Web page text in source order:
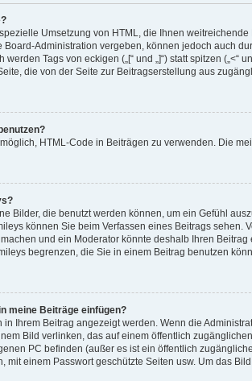
Umsetzung von HTML, die Ihnen
Board-Administration vergeben, können jedoch auch
werden Tags von eckigen („[“ und „]“) statt spitzen
die von der Seite zur Beitragserstellung aus
HTML-Code in Beiträgen zu verwenden. Die
Bilder, die benutzt werden können, um ein Gefühl
können Sie beim Verfassen eines Beitrags
und ein Moderator könnte deshalb Ihren
begrenzen, die Sie in einem Beitrag benutzen
meine Beiträge einfügen?
in Ihrem Beitrag angezeigt werden. Wenn die
Bild verlinken, das auf einem öffentlich
PC befinden (außer es ist ein öffentlich
mit einem Passwort geschützte Seiten usw. Um das